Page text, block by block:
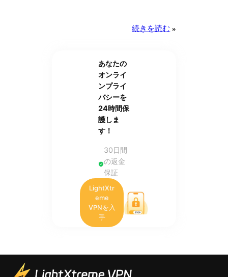
続きを読む »
あなたの
オンライ
ンプライ
バシーを
24時間保
護しま
す！
30日間
の返金
保証
LightXtr
eme
VPNを入
手